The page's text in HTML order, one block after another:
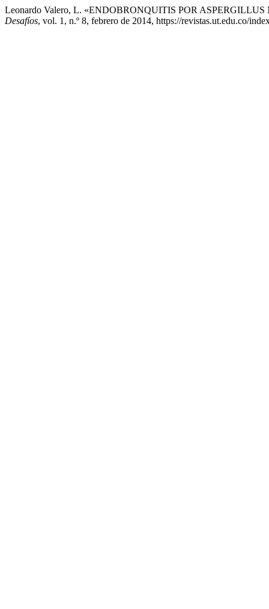
Leonardo Valero, L. «ENDOBRONQUITIS POR
Desafíos, vol. 1, n.º 8, febrero de 2014, https://revistas.ut.edu.co/